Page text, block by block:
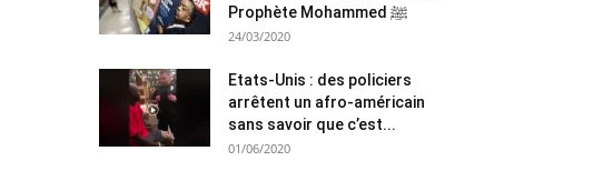
Prophète Mohammed ﷺ
24/03/2020
Etats-Unis : des policiers
arrêtent un afro-américain
sans savoir que c’est...
01/06/2020